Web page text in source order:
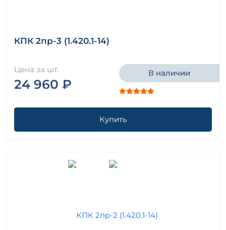
КПК 2пр-3 (1.420.1-14)
Цена за шт.
24 960 ₽
В наличии
Купить